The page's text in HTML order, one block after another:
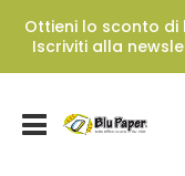
Ottieni lo sconto di
Iscriviti alla
Toggle